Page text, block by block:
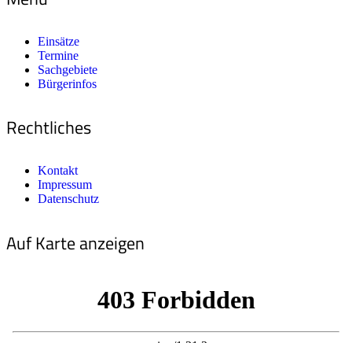
Einsätze
Termine
Sachgebiete
Bürgerinfos
Rechtliches
Kontakt
Impressum
Datenschutz
Auf Karte anzeigen